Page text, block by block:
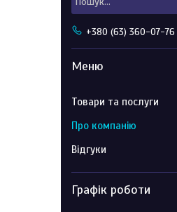
+380 (63) 360-07-76
Товари та послуги
Про компанію
Відгуки
Графік роботи